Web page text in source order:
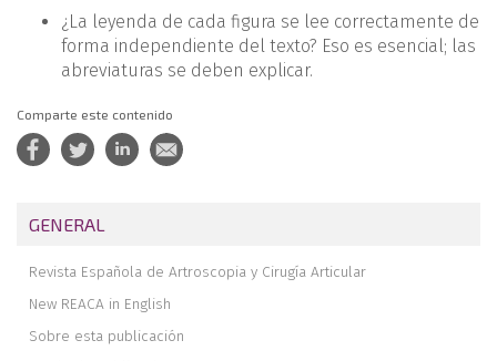
¿La leyenda de cada figura se lee correctamente de
forma independiente del texto? Eso es esencial; las
abreviaturas se deben explicar.
Comparte este contenido
GENERAL
Revista Española de Artroscopia y Cirugía Articular
New REACA in English
Sobre esta publicación